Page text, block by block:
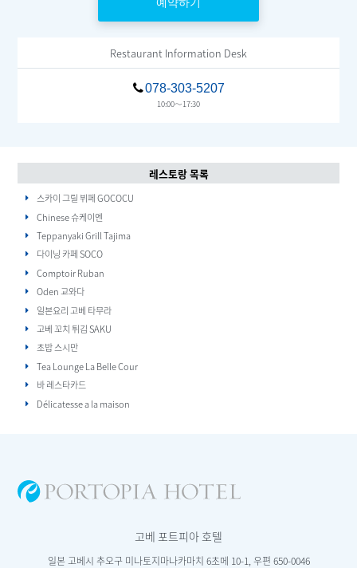
Restaurant Information Desk
078-303-5207
10:00～17:30
레스토랑 목록
스카이 그릴 뷔페 GOCOCU
Chinese 슈케이엔
Teppanyaki Grill Tajima
다이닝 카페 SOCO
Comptoir Ruban
Oden 교와다
일본요리 고베 타무라
고베 꼬치 튀김 SAKU
초밥 스시만
Tea Lounge La Belle Cour
바 레스타카드
Délicatesse a la maison
고베 포트피아 호텔
일본 고베시 추오구 미나토지마나카마치 6초메 10-1, 우편 650-0046